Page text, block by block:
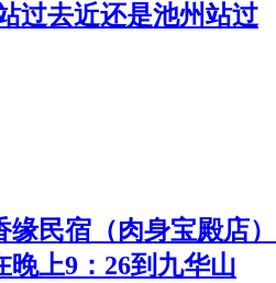
过去近还是池州站过
缘民宿（肉身宝殿店）
晚上9：26到九华山